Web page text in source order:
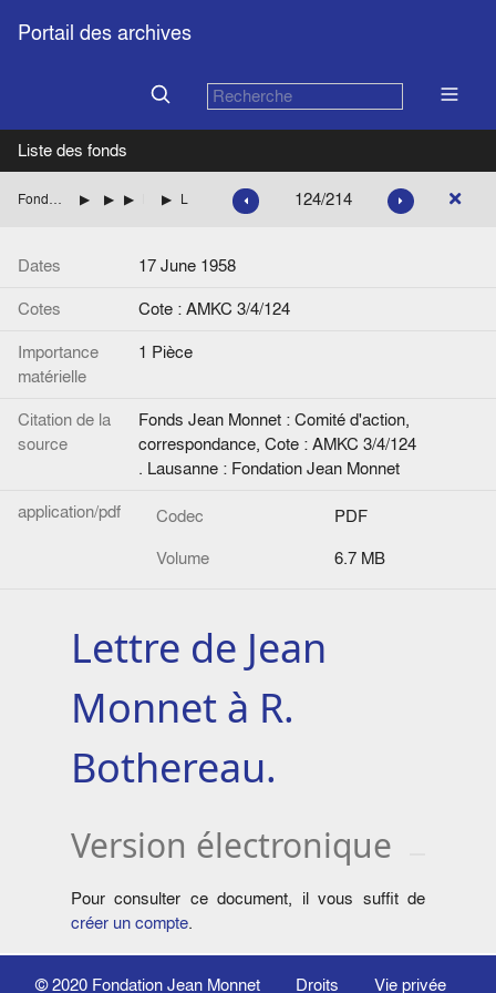
Portail des archives
Liste des fonds
Fonds Jean Monnet : Comité d'action, correspondance ALLEMAGNE
FRANCE
BOTHEREAU Robert (CGI-FO) 124/214
Dates
17 June 1958
Cotes
Cote : AMKC 3/4/124
Importance
matérielle
1 Pièce
Citation de la
source
Fonds Jean Monnet : Comité d'action,
correspondance, Cote : AMKC 3/4/124
. Lausanne : Fondation Jean Monnet
application/pdf
Codec
PDF
Volume
6.7 MB
Lettre de Jean
Monnet à R.
Bothereau.
Version électronique
Pour consulter ce document, il vous suffit de
créer un compte.
© 2020 Fondation Jean Monnet Droits Vie privée